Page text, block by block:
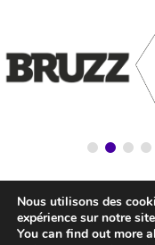
Nous utilisons des
expérience sur notre
You can find out more